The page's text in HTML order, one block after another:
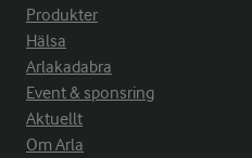
Produkter
Hälsa
Arlakadabra
Event & sponsring
Aktuellt
Om Arla